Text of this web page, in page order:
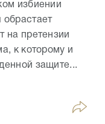
избиении
обрастает
на претензии
к которому и
защите...